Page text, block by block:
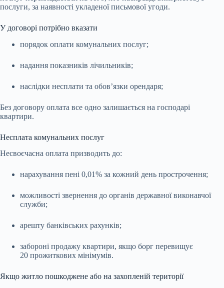
послуги, за наявності укладеної письмової угоди.
У договорі потрібно вказати
порядок оплати комунальних послуг;
надання показників лічильників;
наслідки несплати та обов’язки орендаря;
Без договору оплата все одно залишається на господарі
квартири.
Несплата комунальних послуг
Несвоєчасна оплата призводить до:
нарахування пені 0,01% за кожний день прострочення;
можливості звернення до органів державної виконавчої
служби;
арешту банківських рахунків;
забороні продажу квартири, якщо борг перевищує
20 прожиткових мінімумів.
Якщо житло пошкоджене або на захопленій території